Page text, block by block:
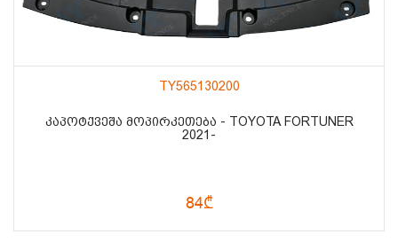
TY565130200
ᲙᲐᲞᲝᲢᲥᲕᲔᲨᲐ ᲛᲝᲞᲘᲠᲙᲔᲗᲔᲑᲐ - TOYOTA FORTUNER
2021-
84₾